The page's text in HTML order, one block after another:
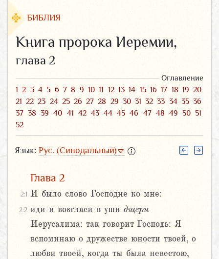
БИБЛИЯ
Книга пророка Иеремии,
глава 2
Оглавление
1 2 3 4 5 6 7 8 9 10 11 12 13 14 15 16 17 18 19 20
21 22 23 24 25 26 27 28 29 30 31 32 33 34 35 36
37 38 39 40 41 42 43 44 45 46 47 48 49 50 51
52
Язык: Рус. (Синодальный)
Глава 2
2:1 И было слово Господне ко мне:
2:2 иди и возгласи в уши дщери
Иерусалима: так говорит Господь: Я
вспоминаю о дружестве юности твоей, о
любви твоей, когда ты была невестою,